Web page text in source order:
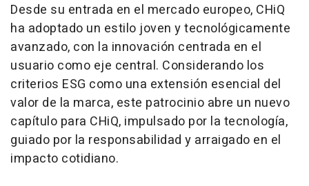
Desde su entrada en el mercado europeo, CHiQ
ha adoptado un estilo joven y tecnológicamente
avanzado, con la innovación centrada en el
usuario como eje central. Considerando los
criterios ESG como una extensión esencial del
valor de la marca, este patrocinio abre un nuevo
capítulo para CHiQ, impulsado por la tecnología,
guiado por la responsabilidad y arraigado en el
impacto cotidiano.